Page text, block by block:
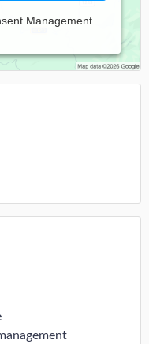
Management